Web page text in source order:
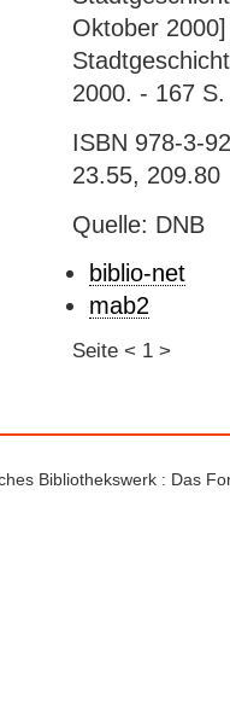
Oktober
2000. - 167
ISBN 978-3-
23.55, 209.80
Quelle: DNB
biblio-net
mab2
Seite < 1 >
Bibliothekswerk : Das